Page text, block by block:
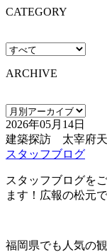
CATEGORY
ARCHIVE
2026年05月14日
建築探訪 太宰府天
スタッフブログ
スタッフブログを
ます！広報の松元で
福岡県でも人気の